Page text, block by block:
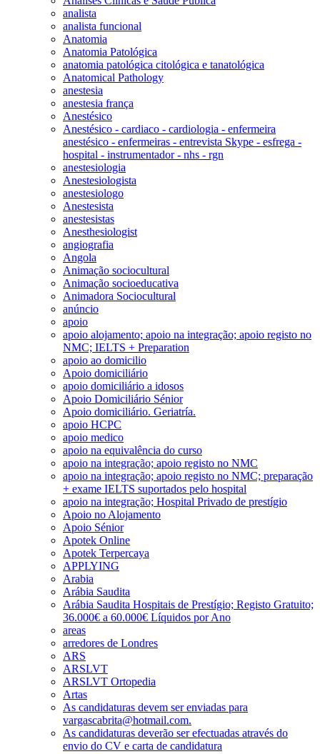
analista
analista funcional
Anatomia
Anatomia Patológica
anatomia patológica citológica e tanatológica
Anatomical Pathology
anestesia
anestesia frança
Anestésico
Anestésico - cardiaco - cardiologia - enfermeira
anestésico - enfermeiras - entrevista Skype - esfrega -
hospital - instrumentador - nhs - rgn
anestesiologia
Anestesiologista
anestesiologo
Anestesista
anestesistas
Anesthesiologist
angiografia
Angola
Animação sociocultural
Animação socioeducativa
Animadora Sociocultural
anúncio
apoio
apoio alojamento; apoio na integração; apoio registo no
NMC; IELTS + Preparation
apoio ao domicilio
Apoio domiciliário
apoio domiciliário a idosos
Apoio Domiciliário Sénior
Apoio domiciliário. Geriatría.
apoio HCPC
apoio medico
apoio na equivalência do curso
apoio na integração; apoio registo no NMC
apoio na integração; apoio registo no NMC; preparação
+ exame IELTS suportados pelo hospital
apoio na integração; Hospital Privado de prestígio
Apoio no Alojamento
Apoio Sénior
Apotek Online
Apotek Terpercaya
APPLYING
Arabia
Arábia Saudita
Arábia Saudita Hospitais de Prestígio; Registo Gratuito;
36.000€ a 60.000€ Líquidos por Ano
areas
arredores de Londres
ARS
ARSLVT
ARSLVT Ortopedia
Artas
As candidaturas devem ser enviadas para
vargascabrita@hotmail.com.
As candidaturas deverão ser efectuadas através do
envio do CV e carta de candidatura